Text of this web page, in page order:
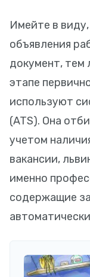
Имейте в
объявления
документ, тем
этапе
используют
(ATS). Она
учетом
вакансии,
именно
содержащие